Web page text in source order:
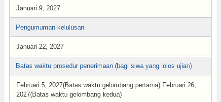
Januari 9, 2027
Pengumuman kelulusan
Januari 22, 2027
Batas waktu prosedur penerimaan (bagi siwa yang lolos ujian)
Februari 5, 2027(Batas waktu gelombang pertama) Februari 26,
2027(Batas waktu gelombang kedua)